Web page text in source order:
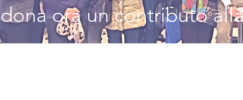
dona ora un contributo